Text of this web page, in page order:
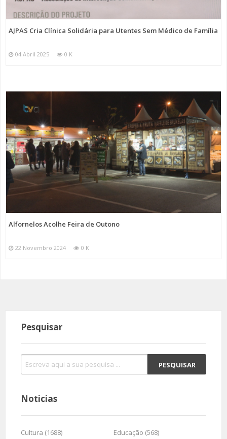
AJPAS Cria Clínica Solidária para Utentes Sem Médico de Família
04 Abril 2025 0 K
Alfornelos Acolhe Feira de Outono
22 Novembro 2024 0 K
Pesquisar
Noticias
Cultura (1688)
Educação (568)